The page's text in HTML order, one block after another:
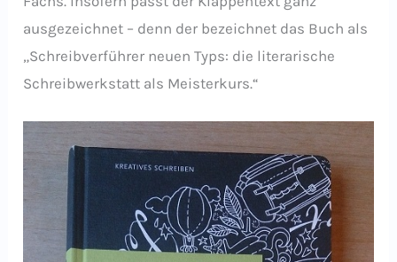
ausgezeichnet – denn der bezeichnet das Buch als
„Schreibverführer neuen Typs: die literarische
Schreibwerkstatt als Meisterkurs.“